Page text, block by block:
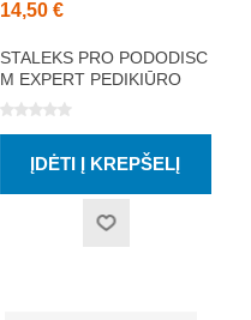
14,50 €
STALEKS PRO PODODISC
M EXPERT PEDIKIŪRO
DISKAS SU
VNT (20 MM)